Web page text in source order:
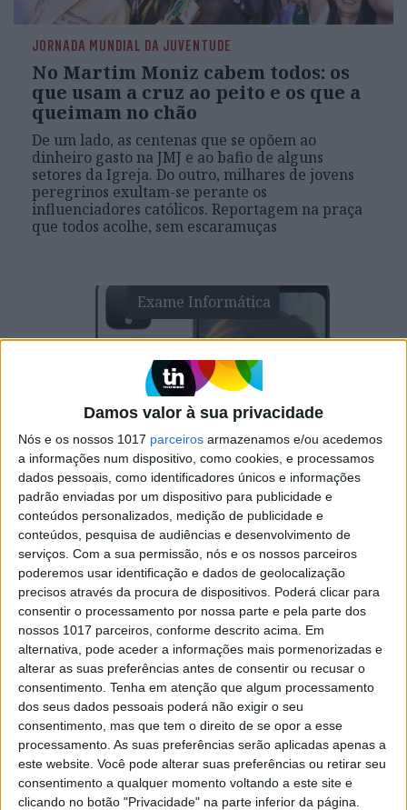
Damos valor à sua privacidade
Nós e os nossos 1017 parceiros armazenamos e/ou acedemos
a informações num dispositivo, como cookies, e processamos
dados pessoais, como identificadores únicos e informações
padrão enviadas por um dispositivo para publicidade e
conteúdos personalizados, medição de publicidade e
conteúdos, pesquisa de audiências e desenvolvimento de
serviços. Com a sua permissão, nós e os nossos parceiros
poderemos usar identificação e dados de geolocalização
precisos através da procura de dispositivos. Poderá clicar para
consentir o processamento por nossa parte e pela parte dos
nossos 1017 parceiros, conforme descrito acima. Em
alternativa, pode aceder a informações mais pormenorizadas e
alterar as suas preferências antes de consentir ou recusar o
consentimento. Tenha em atenção que algum processamento
dos seus dados pessoais poderá não exigir o seu
consentimento, mas que tem o direito de se opor a esse
processamento. As suas preferências serão aplicadas apenas a
este website. Você pode alterar suas preferências ou retirar seu
consentimento a qualquer momento voltando a este site e
clicando no botão "Privacidade" na parte inferior da página.
JORNADA MUNDIAL DA JUVENTUDE
No Martim Moniz cabem todos: os
que usam a cruz ao peito e os que a
queimam no chão
De um lado, as centenas que se opõem ao
dinheiro gasto na JMJ e ao bafio de alguns
setores da Igreja. Do outro, milhares de jovens
peregrinos exultam-se perante os
influenciadores católicos. Reportagem na praça
que todos acolhe, sem escaramuças
Exame Informática
EXAME INFORMÁTICA
Google paga a influencers para
promoverem smartphone Pixel que
nunca usaram
A Google e a iHeartMedia, maior operadora de
estações de rádio nos EUA, concordam com o
pagamento de quase dez milhões de dólares em
multa por terem passado publicidade em que
influencers enaltecem as características de
telefones que nunca experimentaram